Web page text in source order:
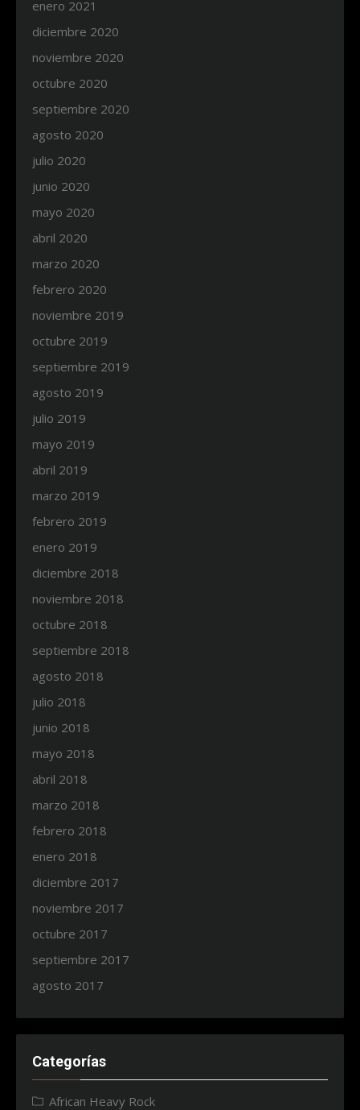
enero 2021
diciembre 2020
noviembre 2020
octubre 2020
septiembre 2020
agosto 2020
julio 2020
junio 2020
mayo 2020
abril 2020
marzo 2020
febrero 2020
noviembre 2019
octubre 2019
septiembre 2019
agosto 2019
julio 2019
mayo 2019
abril 2019
marzo 2019
febrero 2019
enero 2019
diciembre 2018
noviembre 2018
octubre 2018
septiembre 2018
agosto 2018
julio 2018
junio 2018
mayo 2018
abril 2018
marzo 2018
febrero 2018
enero 2018
diciembre 2017
noviembre 2017
octubre 2017
septiembre 2017
agosto 2017
Categorías
African Heavy Rock